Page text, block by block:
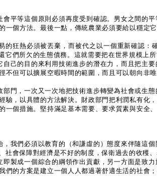
等這個原則必須再度受到確認。男女之間的
個方法。最後一點，傳統農業必須要給以穩
熱必須被丟棄，而被代之以一個重新確認：
們所欠的生態債務。這就需要把在世界規模上
的目的來利用技術進步的潛在力，而且把主
但可以擴展空暇時間的範圍，而且可以朝向
，一次又一次地把技術進步轉變為社會或生
，以具體的方法解決。財政部門把利潤私有
一個措施。堅持滿足基本需要、要求質素與安
們必須以教育的（和謙虛的）態度來伴隨這
會保障對經濟是不好的制度，保衛過去的收穫
成一個綜合的綱領作出貢獻，另一方面是致
的方案是建立一個人人都過著舒適生活的社